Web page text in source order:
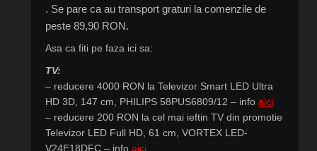
. Se pare ca au transport graturi la comenzile de
peste 89,90 RON.
Asa ca fiti pe faza ici sa:
TV:
– reducere 4000 RON la Televizor Smart LED Ultra
HD 3D, 147 cm, PHILIPS 58PUS6809/12 – info aici
– reducere 200 RON la cel mai ieftin TV din promotie
Televizor LED Full HD, 61 cm, VORTEX LED-
V24E18DFC – info aici